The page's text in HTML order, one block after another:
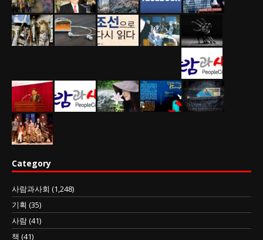
Category
사람과사회 (1,248)
기획 (35)
사람(41)
책 (41)